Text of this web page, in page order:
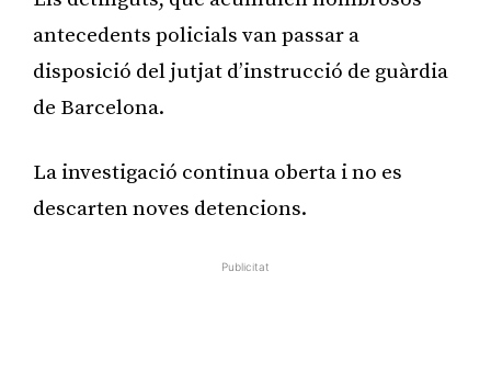
antecedents policials van passar a
disposició del jutjat d’instrucció de guàrdia
de Barcelona.
La investigació continua oberta i no es
descarten noves detencions.
Publicitat